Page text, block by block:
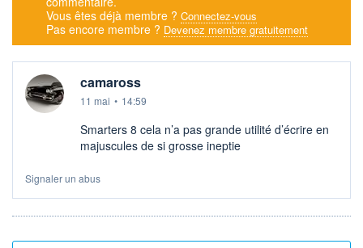
Vous êtes déjà membre ? Connectez-vous
Pas encore membre ? Devenez membre gratuitement
camaross
11 mai • 14:59
Smarters 8 cela n’a pas grande utilité d’écrire en
majuscules de si grosse ineptie
Signaler un abus